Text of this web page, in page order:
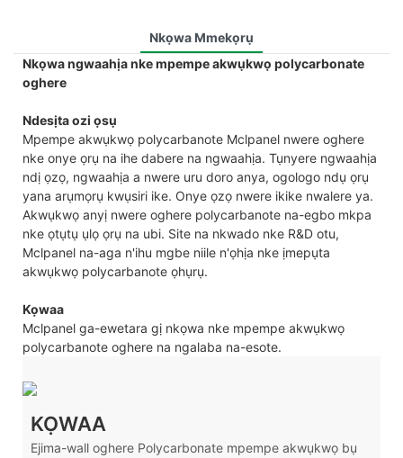
Nkọwa Mmekọrụ
Nkọwa ngwaahịa nke mpempe akwụkwọ polycarbonate
oghere
Ndesịta ozi ọsụ
Mpempe akwụkwọ polycarbanote Mclpanel nwere oghere
nke onye ọrụ na ihe dabere na ngwaahịa. Tụnyere ngwaahịa
ndị ọzọ, ngwaahịa a nwere uru doro anya, ogologo ndụ ọrụ
yana arụmọrụ kwụsiri ike. Onye ọzọ nwere ikike nwalere ya.
Akwụkwọ anyị nwere oghere polycarbanote na-egbo mkpa
nke ọtụtụ ụlọ ọrụ na ubi. Site na nkwado nke R&D otu,
Mclpanel na-aga n'ihu mgbe niile n'ọhịa nke ịmepụta
akwụkwọ polycarbanote ọhụrụ.
Kọwaa
Mclpanel ga-ewetara gị nkọwa nke mpempe akwụkwọ
polycarbanote oghere na ngalaba na-esote.
KỌWAA
Ejima-wall oghere Polycarbonate mpempe akwụkwọ bụ